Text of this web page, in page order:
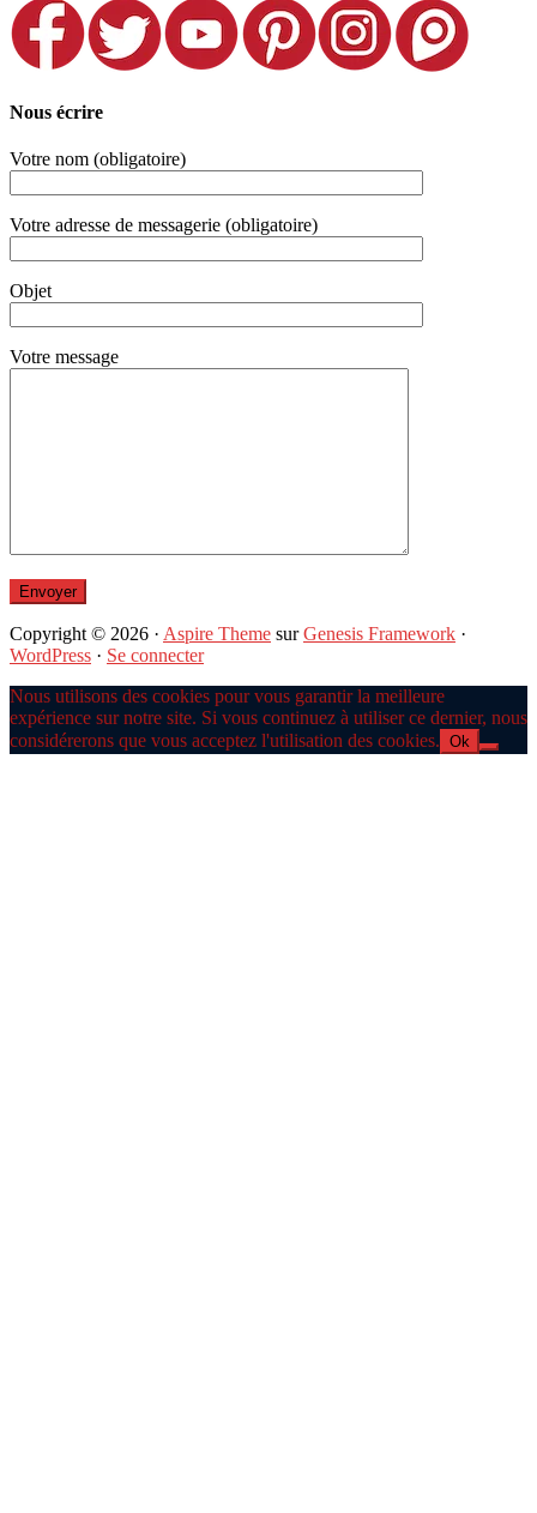
Nous écrire
Votre nom (obligatoire)
Votre adresse de messagerie (obligatoire)
Objet
Votre message
Copyright © 2026 · Aspire Theme surGenesis Framework ·
WordPress · Se connecter
Nous utilisons des cookies pour vous garantir la meilleure
expérience sur notre site. Si vous continuez à utiliser ce dernier, nous
considérerons que vous acceptez l'utilisation des cookies. Ok